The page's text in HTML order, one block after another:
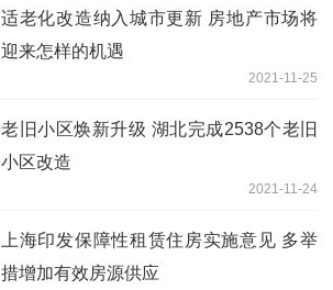
适老化改造纳入城市更新 房地产市场将
迎来怎样的机遇
2021-11-25
老旧小区焕新升级 湖北完成2538个老旧
小区改造
2021-11-24
上海印发保障性租赁住房实施意见 多举
措增加有效房源供应